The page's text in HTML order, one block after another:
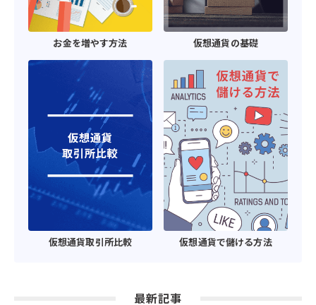
お金を増やす方法 仮想通貨の基礎
仮想通貨取引所比較 仮想通貨で儲ける方法
最新記事